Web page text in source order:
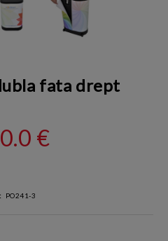
fata drept
€
PO241-3